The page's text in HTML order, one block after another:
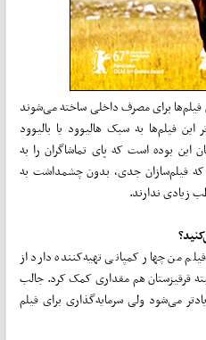
برای مصرف داخلی ساخته می‌شوند
فیلم‌ها به سبک هالیوود یا بالیوود
این بوده است که پای تماشاگران را به
که فیلم‌سازان جدی، بدون چشمداشت به
زیادی ندارند.
من چهار کمپانی تهیه‌کننده دارد از
قرقیزستان هم مقداری کمک کرد. جالب
می‌شود ولی سرمایه‌گذاری برای فیلم